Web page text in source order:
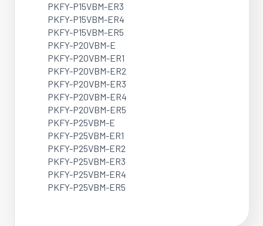
PKFY-P15VBM-ER3
PKFY-P15VBM-ER4
PKFY-P15VBM-ER5
PKFY-P20VBM-E
PKFY-P20VBM-ER1
PKFY-P20VBM-ER2
PKFY-P20VBM-ER3
PKFY-P20VBM-ER4
PKFY-P20VBM-ER5
PKFY-P25VBM-E
PKFY-P25VBM-ER1
PKFY-P25VBM-ER2
PKFY-P25VBM-ER3
PKFY-P25VBM-ER4
PKFY-P25VBM-ER5